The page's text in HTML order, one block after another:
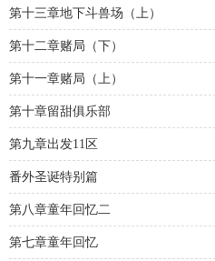
第十三章地下斗兽场（上）
第十二章赌局（下）
第十一章赌局（上）
第十章留甜俱乐部
第九章出发11区
番外圣诞特别篇
第八章童年回忆二
第七章童年回忆